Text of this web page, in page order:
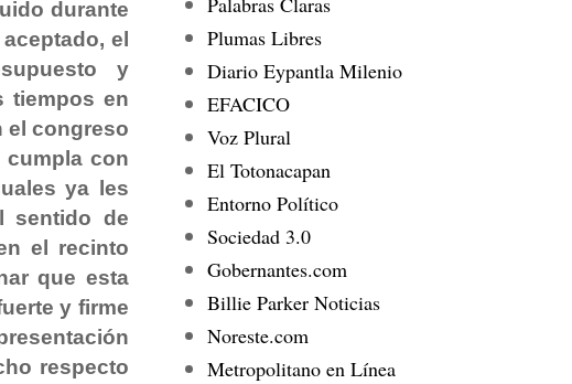
durante
el
y
tiempos en
el congreso
cumpla con
ya les
sentido de
el recinto
que esta
y firme
respecto
Plumas Libres
Diario Eypantla Milenio
EFACICO
Voz Plural
El Totonacapan
Entorno Político
Sociedad 3.0
Gobernantes.com
Billie Parker Noticias
Noreste.com
Metropolitano en Línea